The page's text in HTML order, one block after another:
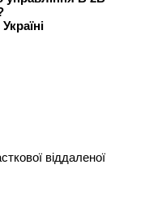
Україні
віддаленої